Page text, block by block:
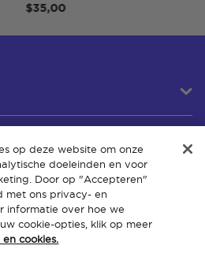
$35,00
op deze website om onze
doeleinden en voor
Door op "Accepteren"
met ons privacy- en
informatie over hoe we
cookie-opties, klik op meer
cookies.